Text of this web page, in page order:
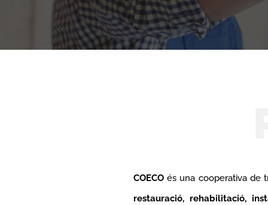
COECOés una cooperativa de
restauració, rehabilitació,